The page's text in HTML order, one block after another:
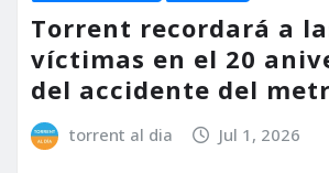
Torrent recordará a
víctimas en el 20
del accidente del
torrent al dia Jul 1, 2026